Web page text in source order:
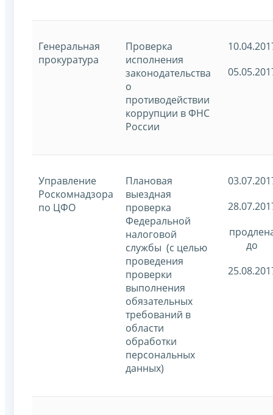
Генеральная
прокуратура
Проверка
исполнения
законодательства
о
противодействии
коррупции в ФНС
России
Управление
Роскомнадзора
по ЦФО
Плановая
выездная
проверка
Федеральной
налоговой
службы (с целью
проведения
проверки
выполнения
обязательных
требований в
области
обработки
персональных
данных)
до